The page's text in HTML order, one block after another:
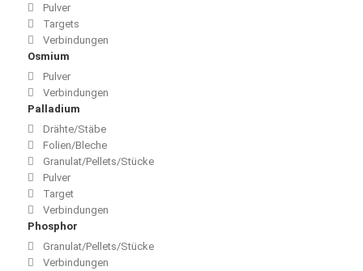
Pulver
Targets
Verbindungen
Osmium
Pulver
Verbindungen
Palladium
Drähte/Stäbe
Folien/Bleche
Granulat/Pellets/Stücke
Pulver
Target
Verbindungen
Phosphor
Granulat/Pellets/Stücke
Verbindungen